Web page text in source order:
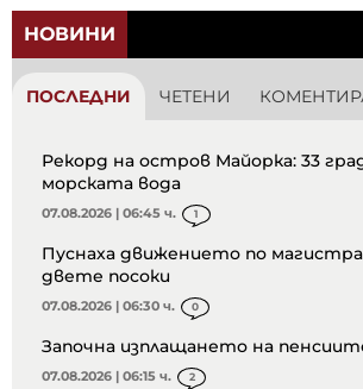
НОВИНИ
ПОСЛЕДНИ ЧЕТЕНИ
Рекорд на остров Майорка: 33
морската вода
07.08.2026 | 06:45 ч. 1
Пуснаха движението по
двете посоки
07.08.2026 | 06:30 ч. 0
Започна изплащането на
07.08.2026 | 06:15 ч. 2